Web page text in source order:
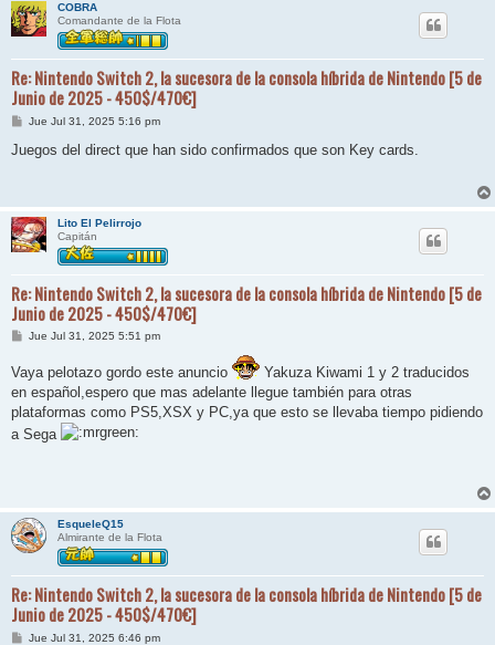
COBRA
Comandante de la Flota
Re: Nintendo Switch 2, la sucesora de la consola híbrida de Nintendo [5 de
Junio de 2025 - 450$/470€]
M
n
Jue Jul 31, 2025 5:16 pm
Juegos del direct que han sido confirmados que son Key cards.
Lito El Pelirrojo
Capitán
Re: Nintendo Switch 2, la sucesora de la consola híbrida de Nintendo [5 de
Junio de 2025 - 450$/470€]
M
s
a
e
Jue Jul 31, 2025 5:51 pm
Vaya pelotazo gordo este anuncio
Yakuza Kiwami 1 y 2 traducidos
en español,espero que mas adelante llegue también para otras
plataformas como PS5,XSX y PC,ya que esto se llevaba tiempo pidiendo
a Sega
EsqueleQ15
Almirante de la Flota
Re: Nintendo Switch 2, la sucesora de la consola híbrida de Nintendo [5 de
Junio de 2025 - 450$/470€]
M
Jue Jul 31, 2025 6:46 pm